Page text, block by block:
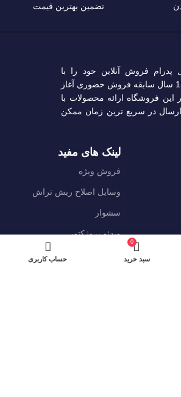
تضمین بهترین قیمت
پدرام فروش آنلاین حود را با
داشتن بیش از 15 سال سابقه فروش حضوری آغاز
این فروشگاه ارائه محصولات با
در سریع ترین زمان ممکن
لینک های مفید
فروش ویژه
وسایل اصلاح ریش تراش
سشوار
ویدئو پروژکتور
0
سبد خرید حساب کاربری